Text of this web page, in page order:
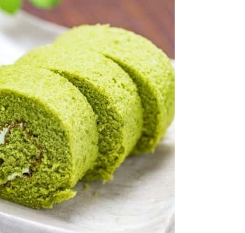
商品詳細はこちら
商品詳細はこちら
楽天はこちら
商品詳細はこちら
商品詳細はこちら